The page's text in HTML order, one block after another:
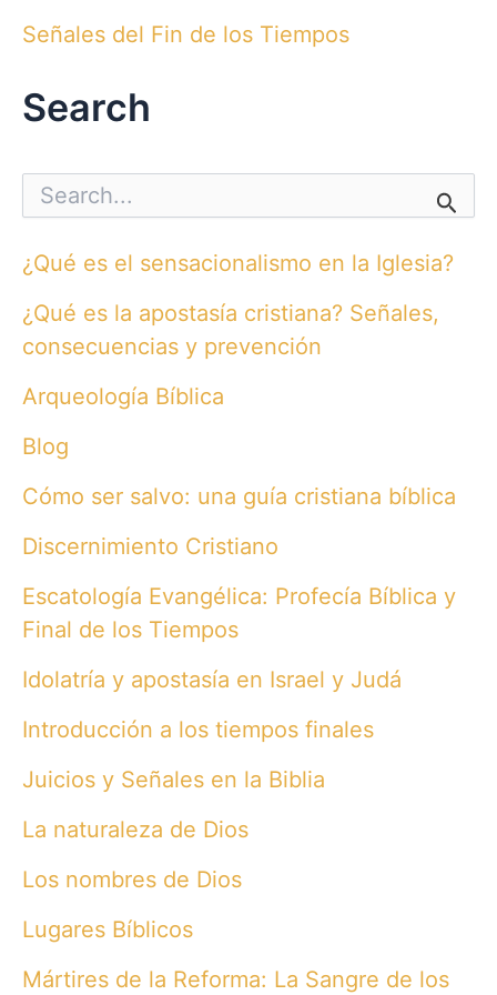
Señales del Fin de los Tiempos
Search
c
f
o
r
¿Qué es el sensacionalismo en la Iglesia?
¿Qué es la apostasía cristiana? Señales,
consecuencias y prevención
Arqueología Bíblica
Blog
Cómo ser salvo: una guía cristiana bíblica
Discernimiento Cristiano
Escatología Evangélica: Profecía Bíblica y
Final de los Tiempos
Idolatría y apostasía en Israel y Judá
Introducción a los tiempos finales
Juicios y Señales en la Biblia
La naturaleza de Dios
Los nombres de Dios
Lugares Bíblicos
Mártires de la Reforma: La Sangre de los